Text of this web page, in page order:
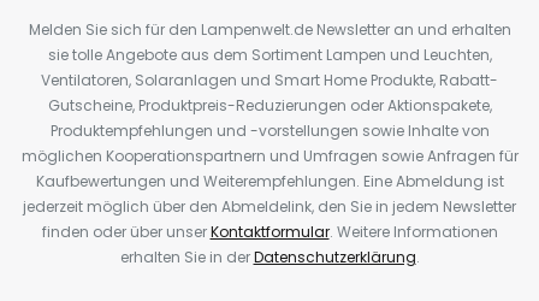
Melden Sie sich für den Lampenwelt.de Newsletter an und erhalten
sie tolle Angebote aus dem Sortiment Lampen und Leuchten,
Ventilatoren, Solaranlagen und Smart Home Produkte, Rabatt-
Gutscheine, Produktpreis-Reduzierungen oder Aktionspakete,
Produktempfehlungen und -vorstellungen sowie Inhalte von
möglichen Kooperationspartnern und Umfragen sowie Anfragen für
Kaufbewertungen und Weiterempfehlungen. Eine Abmeldung ist
jederzeit möglich über den Abmeldelink, den Sie in jedem Newsletter
finden oder über unserKontaktformular. Weitere Informationen
erhalten Sie in derDatenschutzerklärung.